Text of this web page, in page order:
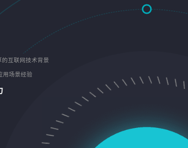
互联网技术背景
用场景经验